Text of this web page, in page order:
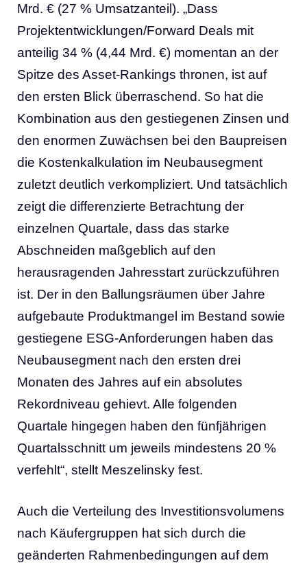
Mrd. € (27 % Umsatzanteil). „Dass
Projektentwicklungen/Forward Deals mit
anteilig 34 % (4,44 Mrd. €) momentan an der
Spitze des Asset-Rankings thronen, ist auf
den ersten Blick überraschend. So hat die
Kombination aus den gestiegenen Zinsen und
den enormen Zuwächsen bei den Baupreisen
die Kostenkalkulation im Neubausegment
zuletzt deutlich verkompliziert. Und tatsächlich
zeigt die differenzierte Betrachtung der
einzelnen Quartale, dass das starke
Abschneiden maßgeblich auf den
herausragenden Jahresstart zurückzuführen
ist. Der in den Ballungsräumen über Jahre
aufgebaute Produktmangel im Bestand sowie
gestiegene ESG-Anforderungen haben das
Neubausegment nach den ersten drei
Monaten des Jahres auf ein absolutes
Rekordniveau gehievt. Alle folgenden
Quartale hingegen haben den fünfjährigen
Quartalsschnitt um jeweils mindestens 20 %
verfehlt“, stellt Meszelinsky fest.
Auch die Verteilung des Investitionsvolumens
nach Käufergruppen hat sich durch die
geänderten Rahmenbedingungen auf dem